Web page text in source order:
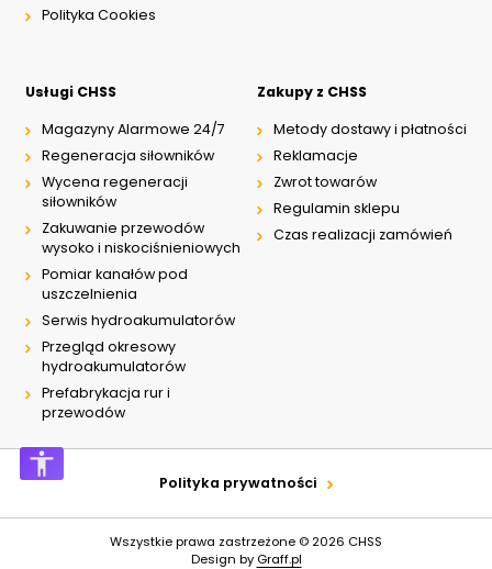
Polityka Cookies
Usługi CHSS
Magazyny Alarmowe 24/7
Regeneracja siłowników
Wycena regeneracji
siłowników
Zakuwanie przewodów
wysoko i niskociśnieniowych
Pomiar kanałów pod
uszczelnienia
Serwis hydroakumulatorów
Przegląd okresowy
hydroakumulatorów
Prefabrykacja rur i
przewodów
Zakupy z CHSS
Metody dostawy i płatności
Reklamacje
Zwrot towarów
Regulamin sklepu
Czas realizacji zamówień
Polityka prywatności
Wszystkie prawa zastrzeżone © 2026 CHSS
Design by Graff.pl